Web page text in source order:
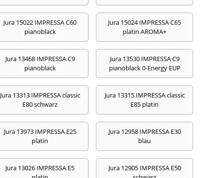
Jura 15022 IMPRESSA C60
pianoblack
Jura 15024 IMPRESSA C65
platin AROMA+
Jura 13468 IMPRESSA C9
pianoblack
Jura 13530 IMPRESSA C9
pianoblack 0-Energy EUP
Jura 13313 IMPRESSA classic
E80 schwarz
Jura 13315 IMPRESSA classic
E85 platin
Jura 13973 IMPRESSA E25
platin
Jura 12958 IMPRESSA E30
blau
Jura 13026 IMPRESSA E5
Jura 12905 IMPRESSA E50